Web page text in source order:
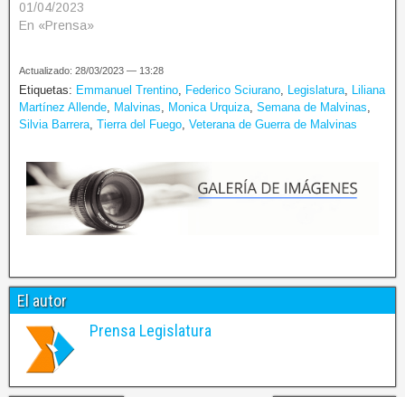
01/04/2023
En «Prensa»
Actualizado: 28/03/2023 — 13:28
Etiquetas: Emmanuel Trentino, Federico Sciurano, Legislatura, Liliana
Martínez Allende, Malvinas, Monica Urquiza, Semana de Malvinas,
Silvia Barrera, Tierra del Fuego, Veterana de Guerra de Malvinas
El autor
Prensa Legislatura